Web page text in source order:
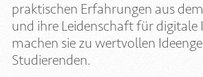
praktischen Erfahrungen aus
und ihre Leidenschaft für digitale
machen sie zu wertvollen
Studierenden.